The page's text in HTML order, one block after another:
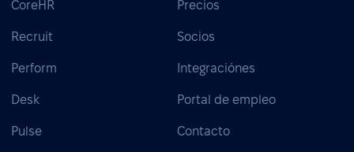
CoreHR
Recruit
Perform
Desk
Pulse
Precios
Socios
Integraciónes
Portal de empleo
Contacto